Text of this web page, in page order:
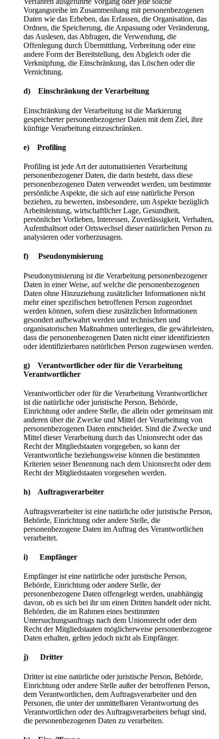
Vorgangsreihe im Zusammenhang mit personenbezogenen
Daten wie das Erheben, das Erfassen, die Organisation, das
Ordnen, die Speicherung, die Anpassung oder Veränderung,
das Auslesen, das Abfragen, die Verwendung, die
Offenlegung durch Übermittlung, Verbreitung oder eine
andere Form der Bereitstellung, den Abgleich oder die
Verknüpfung, die Einschränkung, das Löschen oder die
Vernichtung.
d) Einschränkung der Verarbeitung
Einschränkung der Verarbeitung ist die Markierung
gespeicherter personenbezogener Daten mit dem Ziel, ihre
künftige Verarbeitung einzuschränken.
e) Profiling
Profiling ist jede Art der automatisierten Verarbeitung
personenbezogener Daten, die darin besteht, dass diese
personenbezogenen Daten verwendet werden, um bestimmte
persönliche Aspekte, die sich auf eine natürliche Person
beziehen, zu bewerten, insbesondere, um Aspekte bezüglich
Arbeitsleistung, wirtschaftlicher Lage, Gesundheit,
persönlicher Vorlieben, Interessen, Zuverlässigkeit, Verhalten,
Aufenthaltsort oder Ortswechsel dieser natürlichen Person zu
analysieren oder vorherzusagen.
f) Pseudonymisierung
Pseudonymisierung ist die Verarbeitung personenbezogener
Daten in einer Weise, auf welche die personenbezogenen
Daten ohne Hinzuziehung zusätzlicher Informationen nicht
mehr einer spezifischen betroffenen Person zugeordnet
werden können, sofern diese zusätzlichen Informationen
gesondert aufbewahrt werden und technischen und
organisatorischen Maßnahmen unterliegen, die gewährleisten,
dass die personenbezogenen Daten nicht einer identifizierten
oder identifizierbaren natürlichen Person zugewiesen werden.
g) Verantwortlicher oder für die Verarbeitung
Verantwortlicher
Verantwortlicher oder für die Verarbeitung Verantwortlicher
ist die natürliche oder juristische Person, Behörde,
Einrichtung oder andere Stelle, die allein oder gemeinsam mit
anderen über die Zwecke und Mittel der Verarbeitung von
personenbezogenen Daten entscheidet. Sind die Zwecke und
Mittel dieser Verarbeitung durch das Unionsrecht oder das
Recht der Mitgliedstaaten vorgegeben, so kann der
Verantwortliche beziehungsweise können die bestimmten
Kriterien seiner Benennung nach dem Unionsrecht oder dem
Recht der Mitgliedstaaten vorgesehen werden.
h) Auftragsverarbeiter
Auftragsverarbeiter ist eine natürliche oder juristische Person,
Behörde, Einrichtung oder andere Stelle, die
personenbezogene Daten im Auftrag des Verantwortlichen
verarbeitet.
i) Empfänger
Empfänger ist eine natürliche oder juristische Person,
Behörde, Einrichtung oder andere Stelle, der
personenbezogene Daten offengelegt werden, unabhängig
davon, ob es sich bei ihr um einen Dritten handelt oder nicht.
Behörden, die im Rahmen eines bestimmten
Untersuchungsauftrags nach dem Unionsrecht oder dem
Recht der Mitgliedstaaten möglicherweise personenbezogene
Daten erhalten, gelten jedoch nicht als Empfänger.
j) Dritter
Dritter ist eine natürliche oder juristische Person, Behörde,
Einrichtung oder andere Stelle außer der betroffenen Person,
dem Verantwortlichen, dem Auftragsverarbeiter und den
Personen, die unter der unmittelbaren Verantwortung des
Verantwortlichen oder des Auftragsverarbeiters befugt sind,
die personenbezogenen Daten zu verarbeiten.